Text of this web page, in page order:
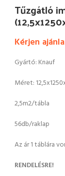
Tűzgátló
Kérjen
Gyártó: Knauf
Méret:
2,5m2/tábla
56db/raklap
Az ár 1 táblára
RENDELÉSRE!